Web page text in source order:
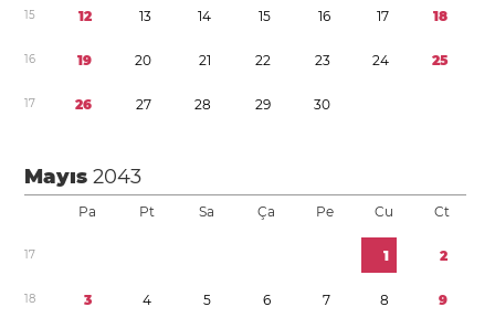
15 12 13 14 15 16 17 18
16 19 20 21 22 23 24 25
17 26 27 28 29 30
Mayıs2043
Pa Pt Sa Ça Pe Cu Ct
17 1 2
18 3 4 5 6 7 8 9